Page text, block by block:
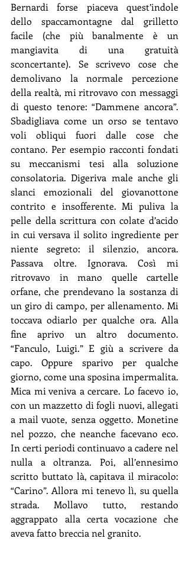
Bernardi forse piaceva quest’indole
dello spaccamontagne dal grilletto
facile (che più banalmente è un
mangiavita di una gratuità
sconcertante). Se scrivevo cose che
demolivano la normale percezione
della realtà, mi ritrovavo con messaggi
di questo tenore: “Dammene ancora”.
Sbadigliava come un orso se tentavo
voli obliqui fuori dalle cose che
contano. Per esempio racconti fondati
su meccanismi tesi alla soluzione
consolatoria. Digeriva male anche gli
slanci emozionali del giovanottone
contrito e insofferente. Mi puliva la
pelle della scrittura con colate d’acido
in cui versava il solito ingrediente per
niente segreto: il silenzio, ancora.
Passava oltre. Ignorava. Così mi
ritrovavo in mano quelle cartelle
orfane, che prendevano la sostanza di
un giro di campo, per allenamento. Mi
toccava odiarlo per qualche ora. Alla
fine aprivo un altro documento.
“Fanculo, Luigi.” E giù a scrivere da
capo. Oppure sparivo per qualche
giorno, come una sposina impermalita.
Mica mi veniva a cercare. Lo facevo io,
con un mazzetto di fogli nuovi, allegati
a mail vuote, senza oggetto. Monetine
nel pozzo, che neanche facevano eco.
In certi periodi continuavo a cadere nel
nulla a oltranza. Poi, all’ennesimo
scritto buttato là, capitava il miracolo:
“Carino”. Allora mi tenevo lì, su quella
strada. Mollavo tutto, restando
aggrappato alla certa vocazione che
aveva fatto breccia nel granito.